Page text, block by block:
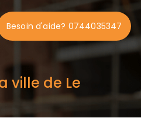
Besoin d'aide? 0744035347
ville de Le